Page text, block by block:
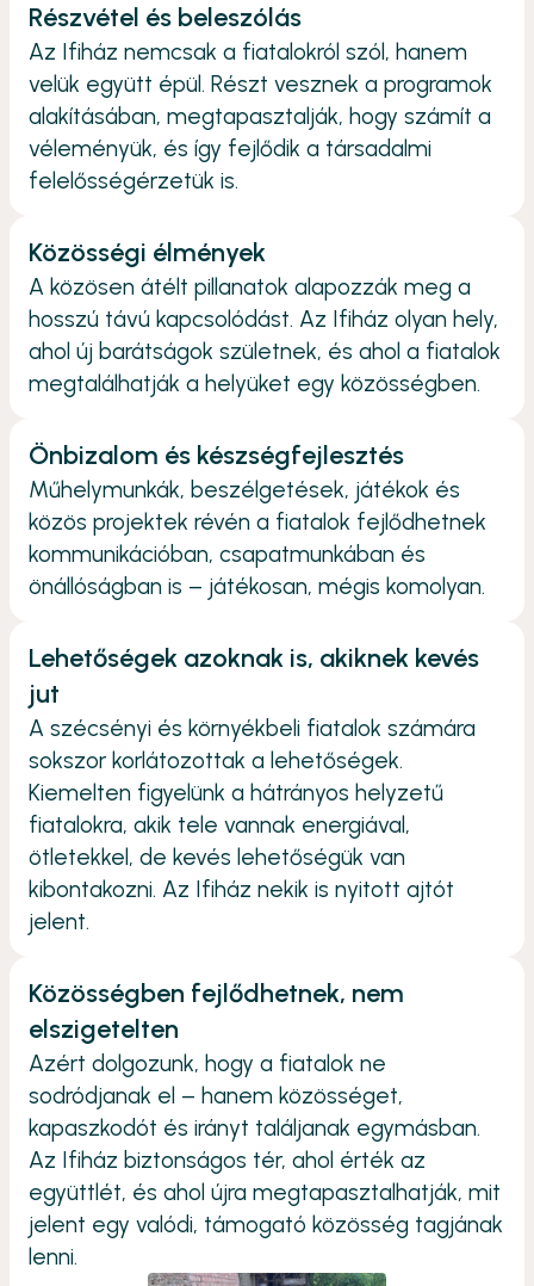
Részvétel és beleszólás
Az Ifiház nemcsak a fiatalokról szól, hanem
velük együtt épül. Részt vesznek a programok
alakításában, megtapasztalják, hogy számít a
véleményük, és így fejlődik a társadalmi
felelősségérzetük is.
Közösségi élmények
A közösen átélt pillanatok alapozzák meg a
hosszú távú kapcsolódást. Az Ifiház olyan hely,
ahol új barátságok születnek, és ahol a fiatalok
megtalálhatják a helyüket egy közösségben.
Önbizalom és készségfejlesztés
Műhelymunkák, beszélgetések, játékok és
közös projektek révén a fiatalok fejlődhetnek
kommunikációban, csapatmunkában és
önállóságban is – játékosan, mégis komolyan.
Lehetőségek azoknak is, akiknek kevés
jut
A szécsényi és környékbeli fiatalok számára
sokszor korlátozottak a lehetőségek.
Kiemelten figyelünk a hátrányos helyzetű
fiatalokra, akik tele vannak energiával,
ötletekkel, de kevés lehetőségük van
kibontakozni. Az Ifiház nekik is nyitott ajtót
jelent.
Közösségben fejlődhetnek, nem
elszigetelten
Azért dolgozunk, hogy a fiatalok ne
sodródjanak el – hanem közösséget,
kapaszkodót és irányt találjanak egymásban.
Az Ifiház biztonságos tér, ahol érték az
együttlét, és ahol újra megtapasztalhatják, mit
jelent egy valódi, támogató közösség tagjának
lenni.